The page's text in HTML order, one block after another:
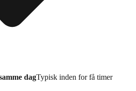
dagTypisk inden for få timer